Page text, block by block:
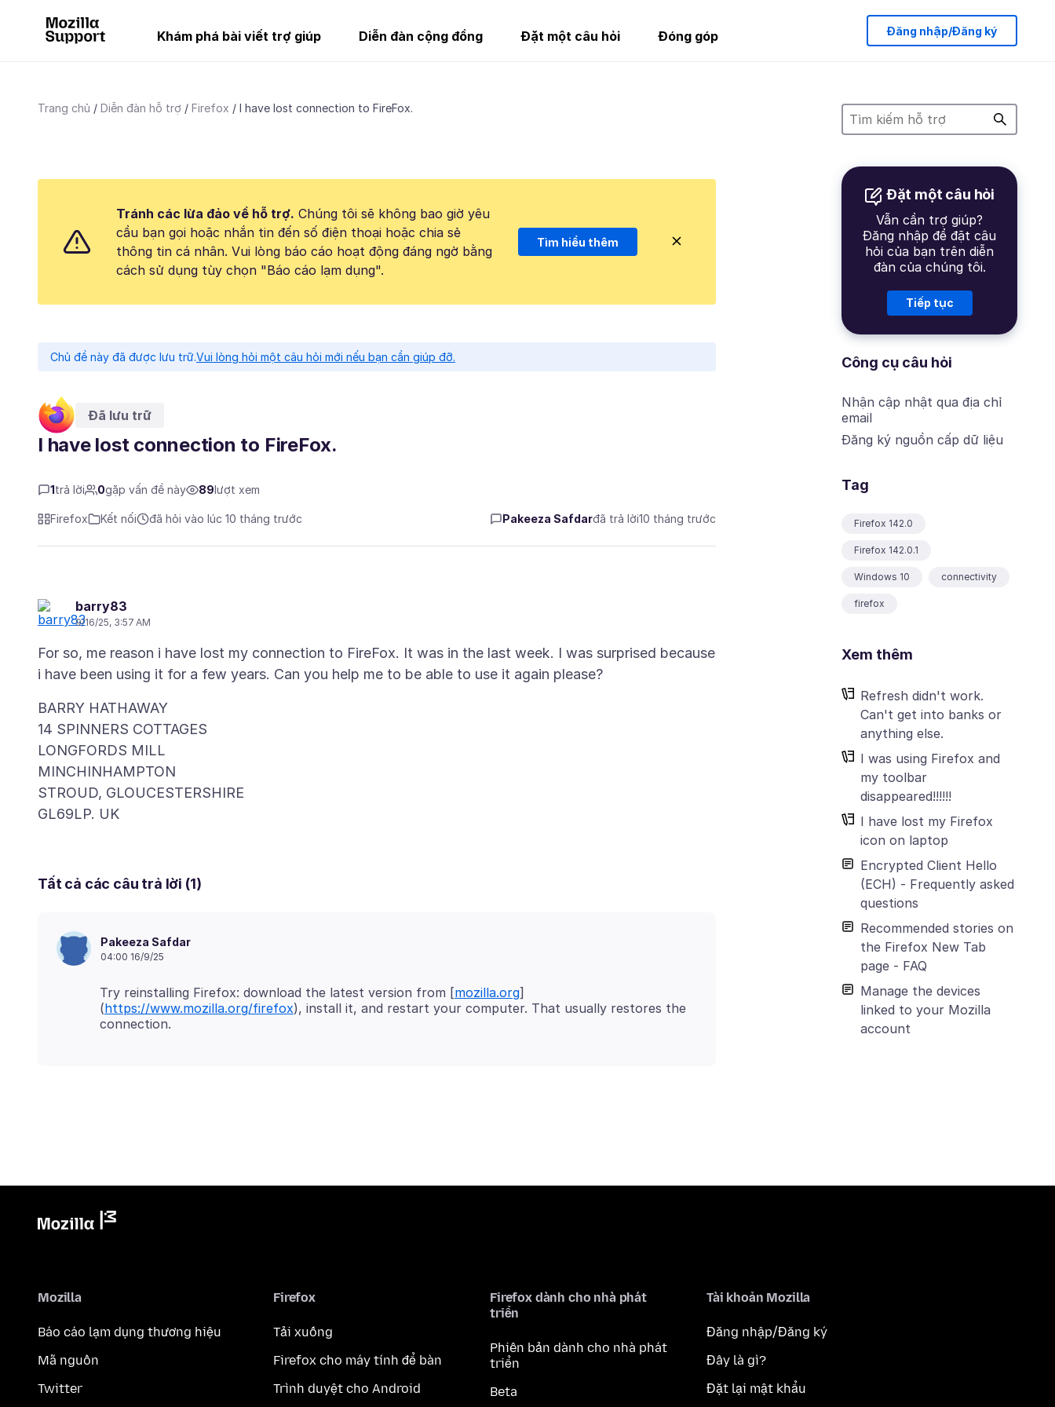
Khám phá bài viết trợ giúp Diễn đàn cộng đồng Đặt một câu hỏi Đóng góp Đăng nhập/Đăng ký
Trang chủ Diễn đàn hỗ trợ Firefox I have lost connection to FireFox.
Đặt một câu hỏi
Vẫn cần trợ giúp?
Đăng nhập để đặt câu
hỏi của bạn trên diễn
đàn của chúng tôi.
Tiếp tục
Công cụ câu hỏi
Nhận cập nhật qua địa chỉ
email
Đăng ký nguồn cấp dữ liệu
Tag
Firefox 142.0
Firefox 142.0.1
Windows 10 connectivity
firefox
Xem thêm
Refresh didn't work.
Can't get into banks or
anything else.
I was using Firefox and
my toolbar
disappeared!!!!!!
I have lost my Firefox
icon on laptop
Encrypted Client Hello
(ECH) - Frequently asked
questions
Recommended stories on
the Firefox New Tab
page - FAQ
Manage the devices
linked to your Mozilla
account
Tránh các lừa đảo về hỗ trợ. Chúng tôi sẽ không bao giờ yêu
cầu bạn gọi hoặc nhắn tin đến số điện thoại hoặc chia sẻ
thông tin cá nhân. Vui lòng báo cáo hoạt động đáng ngờ bằng
cách sử dụng tùy chọn "Báo cáo lạm dụng".
Tìm hiểu thêm
Chủ đề này đã được lưu trữ.Vui lòng hỏi một câu hỏi mới nếu bạn cần giúp đỡ.
Đã lưu trữ
I have lost connection to FireFox.
1 trả lời 0gặp vấn đề này 89 lượt xem
Firefox Kết nối đã hỏi vào lúc 10 tháng trước Pakeeza Safdarđã trả lời10 tháng trước
barry83
9/16/25, 3:57 AM
For so, me reason i have lost my connection to FireFox. It was in the last week. I was surprised because
BARRY HATHAWAY
14 SPINNERS COTTAGES
LONGFORDS MILL
MINCHINHAMPTON
STROUD, GLOUCESTERSHIRE
Tất cả các câu trả lời (1)
Pakeeza Safdar
04:00 16/9/25
Try reinstalling Firefox: download the latest version from [mozilla.org]
(https://www.mozilla.org/firefox), install it, and restart your computer. That usually restores the
Mozilla
Báo cáo lạm dụng thương hiệu
Mã nguồn
Twitter
Firefox
Tải xuống
Firefox cho máy tính để bàn
Trình duyệt cho Android
Firefox dành cho nhà phát
triển
Phiên bản dành cho nhà phát
triển
Beta
Tài khoản Mozilla
Đăng nhập/Đăng ký
Đây là gì?
Đặt lại mật khẩu